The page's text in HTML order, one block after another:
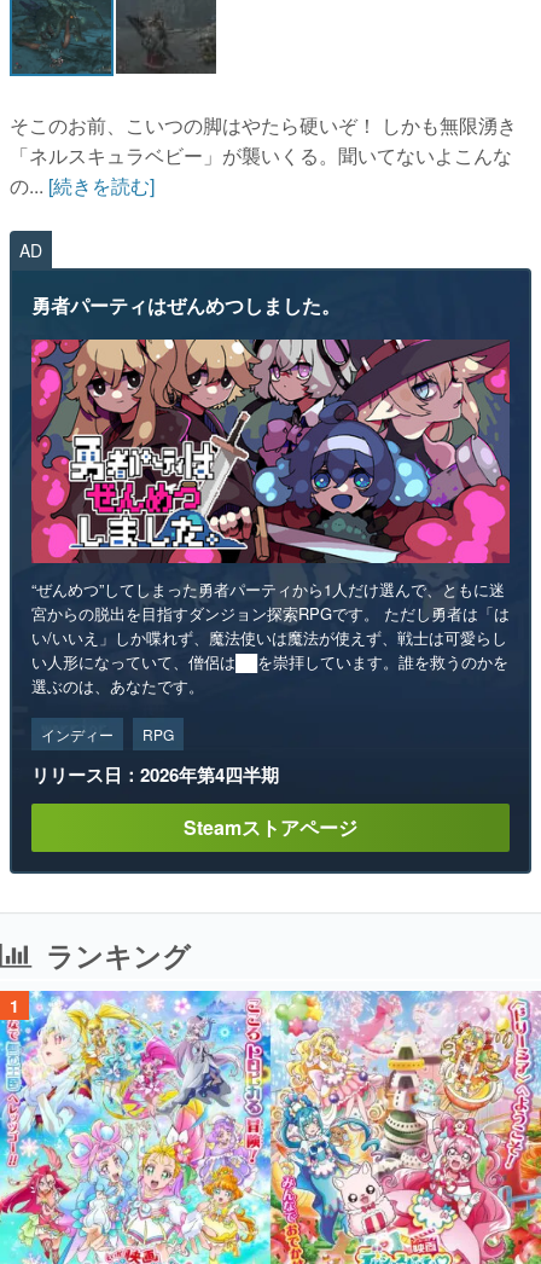
そこのお前、こいつの脚はやたら硬いぞ！ しかも無限湧き
「ネルスキュラベビー」が襲いくる。聞いてないよこんな
の... [続きを読む]
AD
勇者パーティはぜんめつしました。
“ぜんめつ”してしまった勇者パーティから1人だけ選んで、ともに迷
宮からの脱出を目指すダンジョン探索RPGです。 ただし勇者は「は
い/いいえ」しか喋れず、魔法使いは魔法が使えず、戦士は可愛らし
い人形になっていて、僧侶は██を崇拝しています。誰を救うのかを
選ぶのは、あなたです。
インディー RPG
リリース日：2026年第4四半期
Steamストアページ
ランキング
1